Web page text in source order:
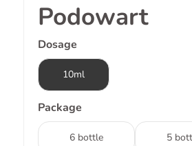
Podowart
Dosage
10ml
Package
6 bottle 5